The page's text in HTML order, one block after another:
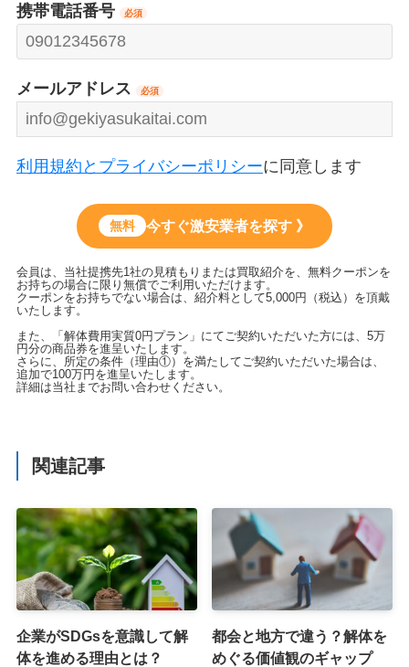
携帯電話番号 必須
メールアドレス 必須
利用規約とプライバシーポリシーに同意します
無料 今すぐ激安業者を探す 》
会員は、当社提携先1社の見積もりまたは買取紹介を、無料クーポンを
お持ちの場合に限り無償でご利用いただけます。
クーポンをお持ちでない場合は、紹介料として5,000円（税込）を頂戴
いたします。
また、「解体費用実質0円プラン」にてご契約いただいた方には、5万
円分の商品券を進呈いたします。
さらに、所定の条件（理由①）を満たしてご契約いただいた場合は、
追加で100万円を進呈いたします。
詳細は当社までお問い合わせください。
関連記事
企業がSDGsを意識して解
体を進める理由とは？
都会と地方で違う？解体を
めぐる価値観のギャップ